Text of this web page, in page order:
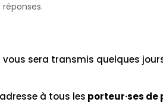
vous sera transmis quelques
à tous les porteur·ses de